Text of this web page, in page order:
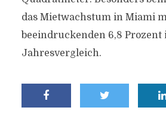
das Mietwachstum in Miami
beeindruckenden 6,8 Prozent
Jahresvergleich.